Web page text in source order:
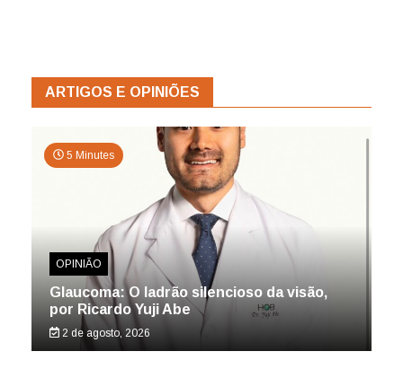
ARTIGOS E OPINIÕES
5 Minutes
OPINIÃO
Glaucoma: O ladrão silencioso da visão,
por Ricardo Yuji Abe
2 de agosto, 2026